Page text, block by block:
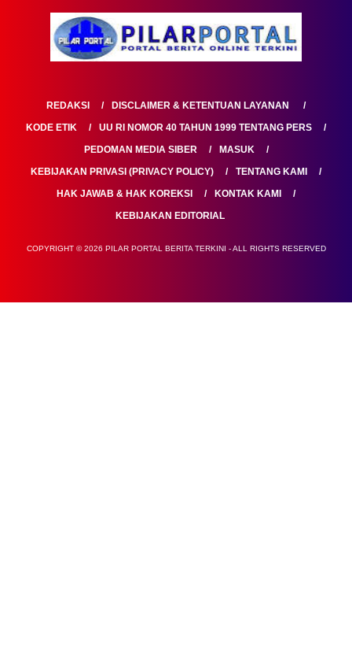
REDAKSI
DISCLAIMER & KETENTUAN LAYANAN
KODE ETIK
UU RI NOMOR 40 TAHUN 1999 TENTANG PERS
PEDOMAN MEDIA SIBER
MASUK
KEBIJAKAN PRIVASI (PRIVACY POLICY)
TENTANG KAMI
HAK JAWAB & HAK KOREKSI
KONTAK KAMI
KEBIJAKAN EDITORIAL
COPYRIGHT © 2026 PILAR PORTAL BERITA TERKINI - ALL RIGHTS RESERVED